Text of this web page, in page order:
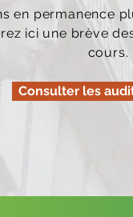
en permanence
ici une brève
cours.
Consulter les